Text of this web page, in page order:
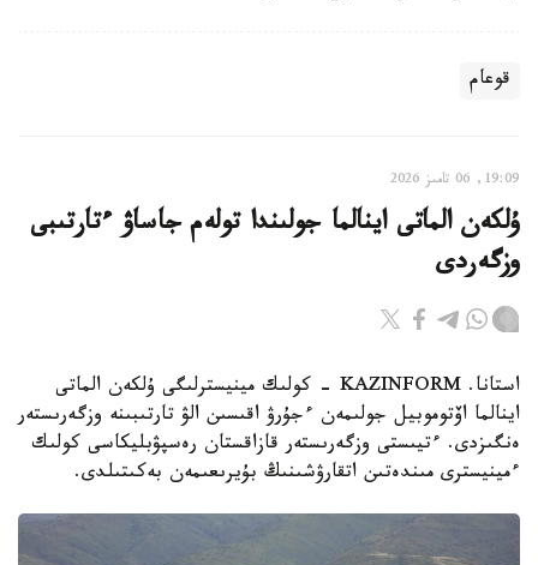
قوعام
19:09, 06 تامىز 2026
ۇلكەن الماتى اينالما جولىندا تولەم جاساۋ ءتارتىبى
وزگەردى
استانا. KAZINFORM - كولىك مينيسترلىگى ۇلكەن الماتى
اينالما اۆتوموبيل جولىمەن ءجۇرۋ اقىسىن الۋ تارتىبىنە وزگەرىستەر
ەنگىزدى. ءتيىستى وزگەرىستەر قازاقستان رەسپۋبليكاسى كولىك
ءمينيسترى مىندەتىن اتقارۋشىنىڭ بۇيرىعىمەن بەكىتىلدى.